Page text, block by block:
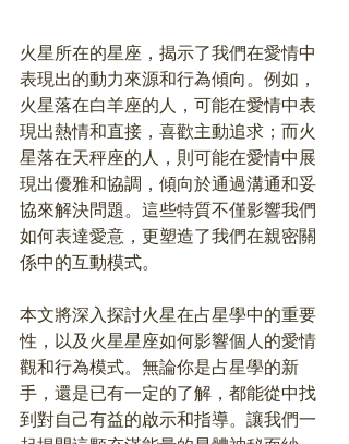
火星所在的星座，揭示了我們在愛情中
表現出的動力來源和行為傾向。例如，
火星落在白羊座的人，可能在愛情中表
現出熱情和直接，喜歡主動追求；而火
星落在天秤座的人，則可能在愛情中展
現出優雅和協調，傾向於通過溝通和妥
協來解決問題。這些特質不僅影響我們
如何表達愛意，更塑造了我們在親密關
係中的互動模式。
本文將深入探討火星在占星學中的重要
性，以及火星星座如何影響個人的愛情
觀和行為模式。無論你是占星學的新
手，還是已有一定的了解，都能從中找
到對自己有益的啟示和指導。讓我們一